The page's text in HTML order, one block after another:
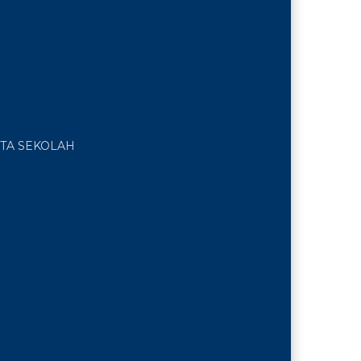
SEKOLAH